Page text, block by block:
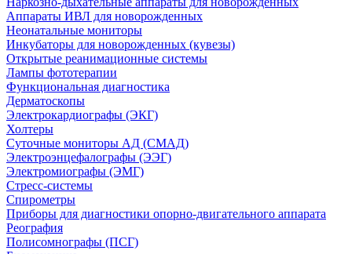
Аппараты ИВЛ для новорожденных
Неонатальные мониторы
Инкубаторы для новорожденных (кувезы)
Открытые реанимационные системы
Лампы фототерапии
Функциональная диагностика
Дерматоскопы
Электрокардиографы (ЭКГ)
Холтеры
Суточные мониторы АД (СМАД)
Электроэнцефалографы (ЭЭГ)
Электромиографы (ЭМГ)
Стресс-системы
Спирометры
Приборы для диагностики опорно-двигательного аппарата
Реография
Полисомнографы (ПСГ)